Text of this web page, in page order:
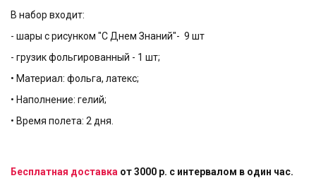
В набор входит:
- шары с рисунком "С Днем Знаний"- 9 шт
- грузик фольгированный - 1 шт;
• Материал: фольга, латекс;
• Наполнение: гелий;
• Время полета: 2 дня.
Бесплатная доставка от 3000 р. с интервалом в один час.